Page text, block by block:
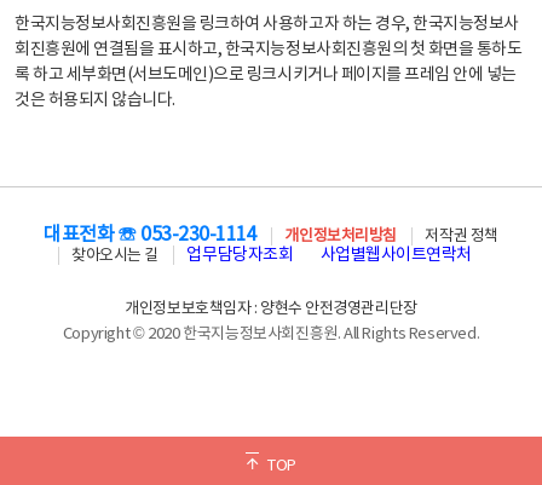
한국지능정보사회진흥원을 링크하여 사용하고자 하는 경우, 한국지능정보사
회진흥원에 연결됨을 표시하고, 한국지능정보사회진흥원의 첫 화면을 통하도
록 하고 세부화면(서브도메인)으로 링크시키거나 페이지를 프레임 안에 넣는
것은 허용되지 않습니다.
TOP
대표전화 ☏ 053-230-1114 개인정보처리방침
저작권 정책
찾아오시는 길
업무담당자조회 사업별웹사이트연락처
개인정보보호책임자 : 양현수 안전경영관리단장
Copyright © 2020 한국지능정보사회진흥원. All Rights Reserved.